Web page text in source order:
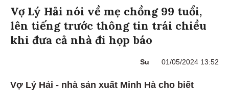
Vợ Lý Hải nói về mẹ chồng 99 tuổi,
lên tiếng trước thông tin trái chiều
khi đưa cả nhà đi họp báo
Su 01/05/2024 13:52
Vợ Lý Hải - nhà sản xuất Minh Hà cho biết